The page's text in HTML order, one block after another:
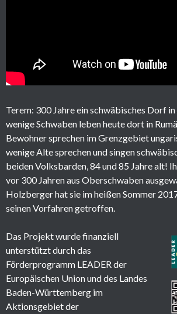
Terem: 300 Jahre ein schwäbisches Dorf
wenige Schwaben leben heute dort in
Bewohner sprechen im Grenzgebiet
wenige Alte sprechen und singen
beiden Volksbarden, 84 und 85 Jahre alt!
vor 300 Jahren aus Oberschwaben
Holzberger hat sie im heißen Sommer
seinen Vorfahren getroffen.
Das Projekt wurde finanziell
unterstützt durch das
Förderprogramm LEADER der
Europäischen Union und des Landes
Baden-Württemberg im
Aktionsgebiet der